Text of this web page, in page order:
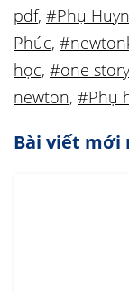
pdf, #Phụ
Phúc,
học, #one
newton, #Phụ
Bài viết mới